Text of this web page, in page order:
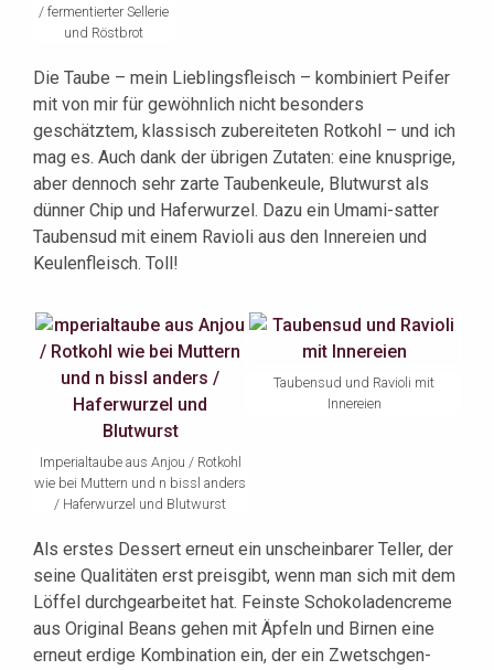
/ fermentierter Sellerie
und Röstbrot
Die Taube – mein Lieblingsfleisch – kombiniert Peifer
mit von mir für gewöhnlich nicht besonders
geschätztem, klassisch zubereiteten Rotkohl – und ich
mag es. Auch dank der übrigen Zutaten: eine knusprige,
aber dennoch sehr zarte Taubenkeule, Blutwurst als
dünner Chip und Haferwurzel. Dazu ein Umami-satter
Taubensud mit einem Ravioli aus den Innereien und
Keulenfleisch. Toll!
Imperialtaube aus Anjou / Rotkohl
wie bei Muttern und n bissl anders
/ Haferwurzel und Blutwurst
Taubensud und Ravioli mit
Innereien
Als erstes Dessert erneut ein unscheinbarer Teller, der
seine Qualitäten erst preisgibt, wenn man sich mit dem
Löffel durchgearbeitet hat. Feinste Schokoladencreme
aus Original Beans gehen mit Äpfeln und Birnen eine
erneut erdige Kombination ein, der ein Zwetschgen-